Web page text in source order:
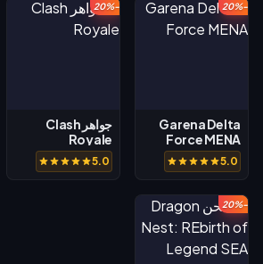
-20%
Garena Delta
Force MENA
5.0
-20%
جواهر Clash
Royale
5.0
-20%